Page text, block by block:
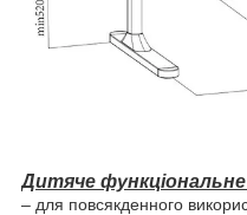
Дитяче функціональне
– для повсякденного